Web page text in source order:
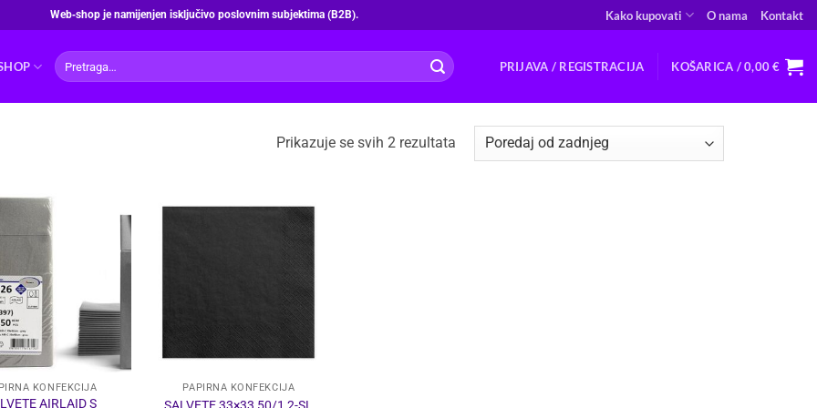
Web‑shop je namijenjen isključivo poslovnim subjektima (B2B). Kako kupovati O nama Kontakt
Pretraži:
PRIJAVA / REGISTRACIJA KOŠARICA /0,00€
Prikazuje se svih 2 rezultataPoredano
KONFEKCIJA
AIRLAID S
PAPIRNA KONFEKCIJA